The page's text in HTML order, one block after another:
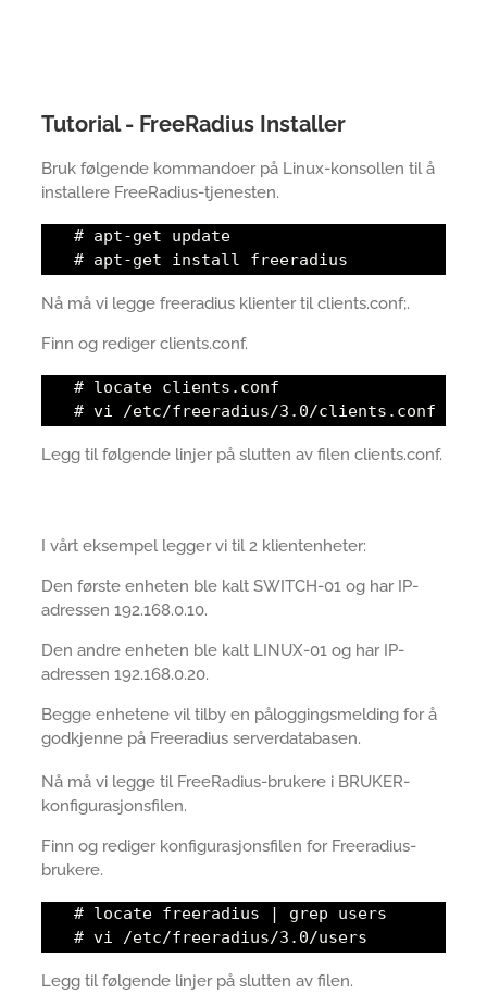
Tutorial - FreeRadius Installer
Bruk følgende kommandoer på Linux-konsollen til å
installere FreeRadius-tjenesten.
# apt-get update
# apt-get install freeradius
Nå må vi legge freeradius klienter til clients.conf;.
Finn og rediger clients.conf.
# locate clients.conf
# vi /etc/freeradius/3.0/clients.conf
Legg til følgende linjer på slutten av filen clients.conf.
I vårt eksempel legger vi til 2 klientenheter:
Den første enheten ble kalt SWITCH-01 og har IP-
adressen 192.168.0.10.
Den andre enheten ble kalt LINUX-01 og har IP-
adressen 192.168.0.20.
Begge enhetene vil tilby en påloggingsmelding for å
godkjenne på Freeradius serverdatabasen.
Nå må vi legge til FreeRadius-brukere i BRUKER-
konfigurasjonsfilen.
Finn og rediger konfigurasjonsfilen for Freeradius-
brukere.
# locate freeradius | grep users
# vi /etc/freeradius/3.0/users
Legg til følgende linjer på slutten av filen.